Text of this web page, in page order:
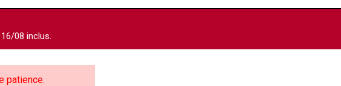
08 inclus.
patience.